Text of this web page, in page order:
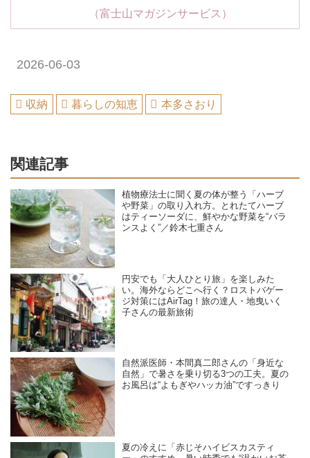
（富士山マガジンサービス）
2026-06-03
収納 暮らしの知恵 本多さおり
関連記事
植物療法士に聞く夏の体が整う「ハーブ
や野菜」の取り入れ方。とれたてハーブ
はティーソーダに、鮮やかな野菜を“バラ
ンスよく”／鈴木七重さん
円安でも「大人ひとり旅」を楽しみた
い。海外ならどこへ行く？ロストバゲー
ジ対策にはAirTag！旅の達人・地曳いく
子さんの最新旅術
自然派医師・本間真二郎さんの「身近な
自然」で暑さを乗り切る3つの工夫。夏の
お風呂は“よもぎやハッカ油”ですっきり
夏の冷えに「赤じそハイビスカスティ